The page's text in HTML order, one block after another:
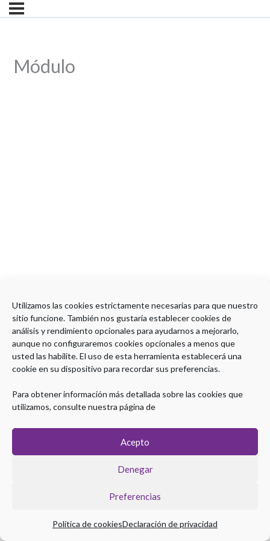
Utilizamos las cookies estrictamente necesarias para que nuestro
sitio funcione. También nos gustaría establecer cookies de
análisis y rendimiento opcionales para ayudarnos a mejorarlo,
aunque no configuraremos cookies opcionales a menos que
usted las habilite. El uso de esta herramienta establecerá una
cookie en su dispositivo para recordar sus preferencias.
Para obtener información más detallada sobre las cookies que
utilizamos, consulte nuestra página de
Acepto
Denegar
Preferencias
Política de cookiesDeclaración de privacidad
Módulo